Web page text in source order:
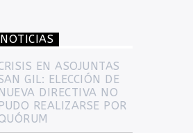
EN ASOJUNTAS
GIL: ELECCIÓN DE
NUEVA DIRECTIVA NO
PUDO REALIZARSE POR